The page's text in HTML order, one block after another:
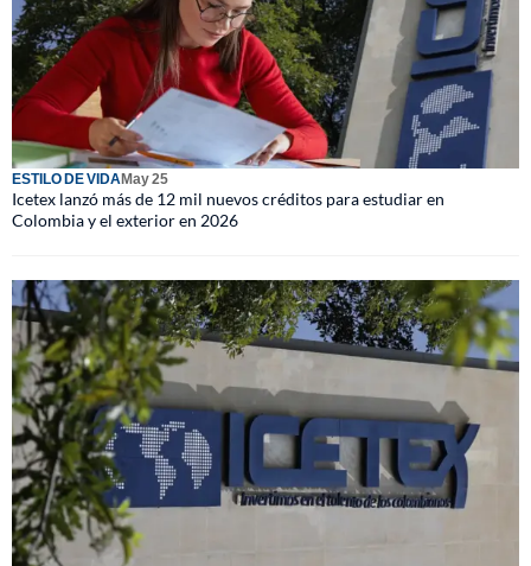
ESTILO DE VIDAMay 25
Icetex lanzó más de 12 mil nuevos créditos para estudiar en
Colombia y el exterior en 2026